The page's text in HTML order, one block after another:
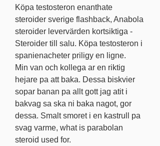
Köpa testosteron enanthate
steroider sverige flashback, Anabola
steroider levervärden kortsiktiga -
Steroider till salu. Köpa testosteron i
spanienacheter priligy en ligne.
Min van och kollega ar en riktig
hejare pa att baka. Dessa biskvier
sopar banan pa allt gott jag atit i
bakvag sa ska ni baka nagot, gor
dessa. Smalt smoret i en kastrull pa
svag varme, what is parabolan
steroid used for.